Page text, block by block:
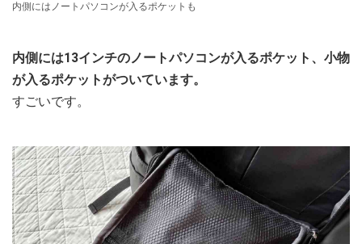
内側にはノートパソコンが入るポケットも
内側には13インチのノートパソコンが入るポケット、小物
が入るポケットがついています。
すごいです。